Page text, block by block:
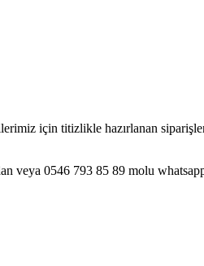
için titizlikle hazırlanan
0546 793 85 89 molu